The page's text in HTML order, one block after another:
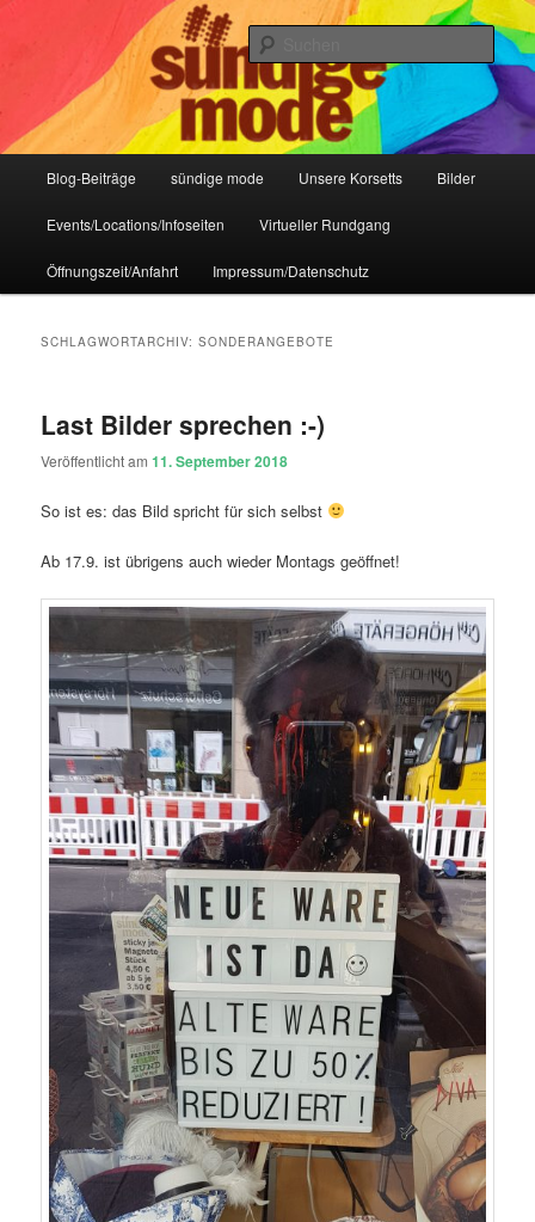
Sündige Mode Frankfurt
IHR Laden für Korsetts, Lifestyle-Mode, Club- und Dark-Wear seit 2004
Blog-Beiträge sündige mode Unsere Korsetts Bilder
Events/Locations/Infoseiten Virtueller Rundgang
Öffnungszeit/Anfahrt Impressum/Datenschutz
SCHLAGWORTARCHIV:SONDERANGEBOTE
Last Bilder sprechen :-)
Veröffentlicht am11. September 2018
So ist es: das Bild spricht für sich selbst
Ab 17.9. ist übrigens auch wieder Montags geöffnet!